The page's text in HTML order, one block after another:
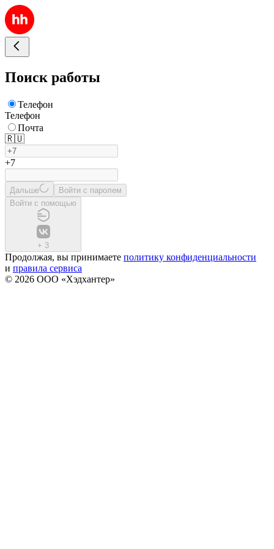
Поиск работы
Телефон
Телефон
Почта
🇷🇺
+7
Дальше
Войти с паролем
Войти с помощью
+ 3
Продолжая, вы принимаете политику конфиденциальности
и правила сервиса
© 2026 ООО «Хэдхантер»